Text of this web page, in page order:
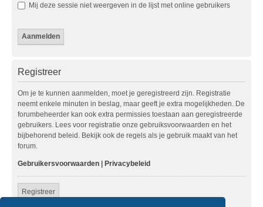
Mij deze sessie niet weergeven in de lijst met online gebruikers
Registreer
Om je te kunnen aanmelden, moet je geregistreerd zijn. Registratie
neemt enkele minuten in beslag, maar geeft je extra mogelijkheden. De
forumbeheerder kan ook extra permissies toestaan aan geregistreerde
gebruikers. Lees voor registratie onze gebruiksvoorwaarden en het
bijbehorend beleid. Bekijk ook de regels als je gebruik maakt van het
forum.
Gebruikersvoorwaarden | Privacybeleid
Registreer